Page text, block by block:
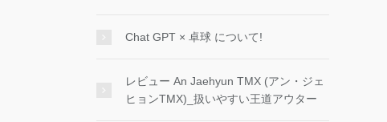
Chat GPT × 卓球 について!
レビュー An Jaehyun TMX (アン・ジェ
ヒョンTMX)_扱いやすい王道アウター